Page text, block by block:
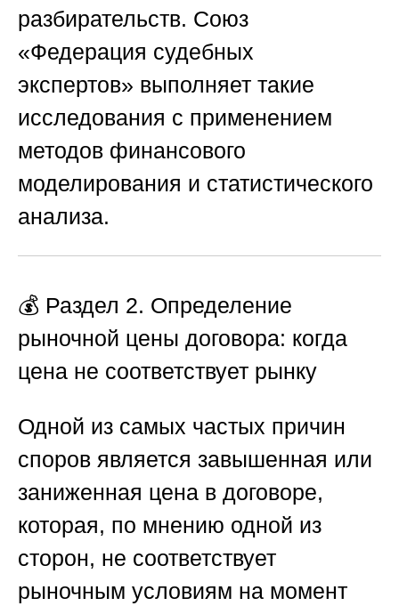
разбирательств. Союз
«Федерация судебных
экспертов» выполняет такие
исследования с применением
методов финансового
моделирования и статистического
анализа.
💰 Раздел 2. Определение
рыночной цены договора: когда
цена не соответствует рынку
Одной из самых частых причин
споров является завышенная или
заниженная цена в договоре,
которая, по мнению одной из
сторон, не соответствует
рыночным условиям на момент